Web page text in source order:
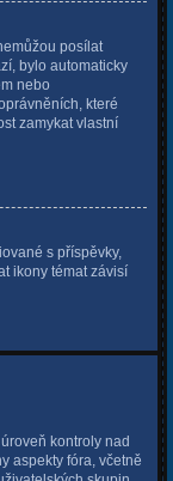
posílat
bylo automaticky
nebo
které
zamykat vlastní
s příspěvky,
ikony témat závisí
kontroly nad
aspekty fóra, včetně